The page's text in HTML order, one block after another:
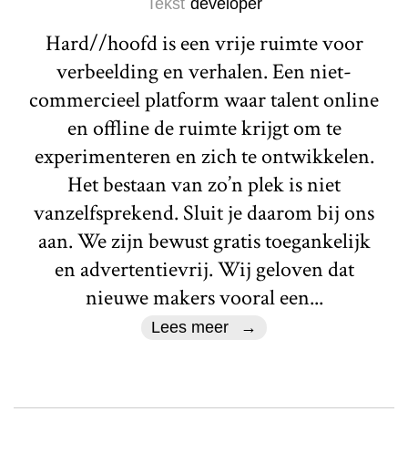
Tekst developer
Hard//hoofd is een vrije ruimte voor
verbeelding en verhalen. Een niet-
commercieel platform waar talent online
en offline de ruimte krijgt om te
experimenteren en zich te ontwikkelen.
Het bestaan van zo’n plek is niet
vanzelfsprekend. Sluit je daarom bij ons
aan. We zijn bewust gratis toegankelijk
en advertentievrij. Wij geloven dat
nieuwe makers vooral een...
Lees meer